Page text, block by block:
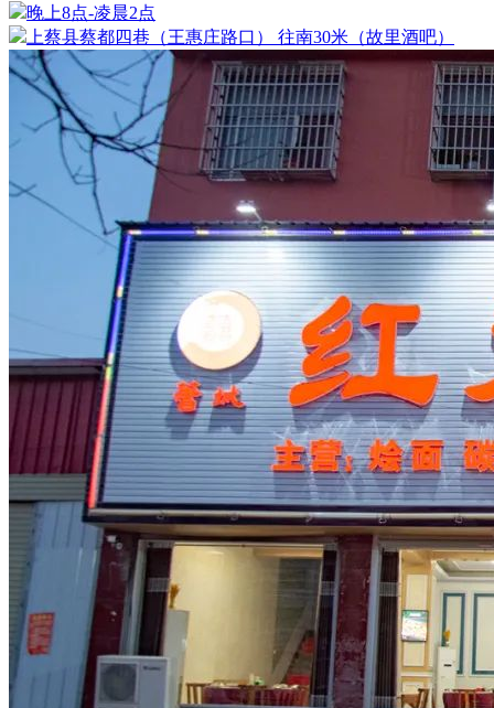
晚上8点-凌晨2点
上蔡县蔡都四巷（王惠庄路口） 往南30米（故里酒吧）